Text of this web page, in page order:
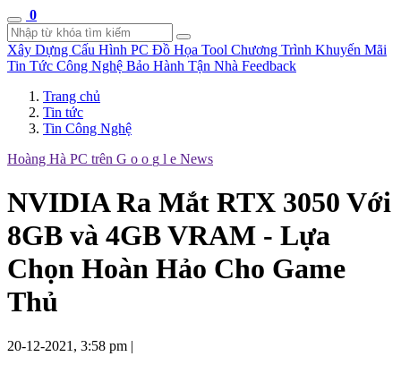
0
Xây Dựng Cấu Hình PC Đồ Họa Tool Chương Trình Khuyến Mãi
Tin Tức Công Nghệ Bảo Hành Tận Nhà Feedback
Trang chủ
Tin tức
Tin Công Nghệ
Hoàng Hà PC trên G o o g l e News
NVIDIA Ra Mắt RTX 3050 Với
8GB và 4GB VRAM - Lựa
Chọn Hoàn Hảo Cho Game
Thủ
20-12-2021, 3:58 pm |